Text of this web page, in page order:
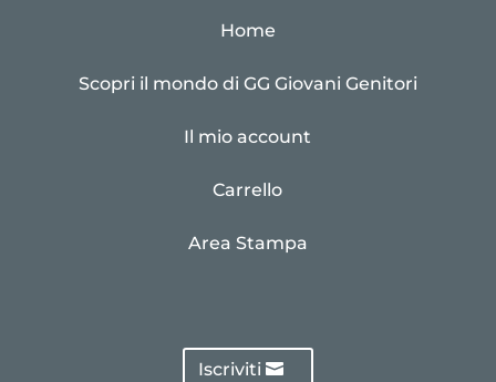
Home
Scopri il mondo di GG Giovani Genitori
Il mio account
Carrello
Area Stampa
Iscriviti